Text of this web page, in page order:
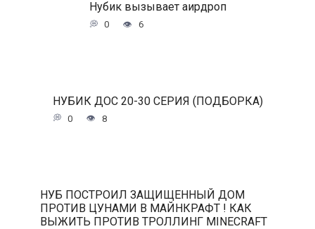
Нубик вызывает аирдроп
0 6
НУБИК ДОС 20-30 СЕРИЯ (ПОДБОРКА)
0 8
НУБ ПОСТРОИЛ ЗАЩИЩЕННЫЙ ДОМ
ПРОТИВ ЦУНАМИ В МАЙНКРАФТ ! КАК
ВЫЖИТЬ ПРОТИВ ТРОЛЛИНГ MINECRAFT